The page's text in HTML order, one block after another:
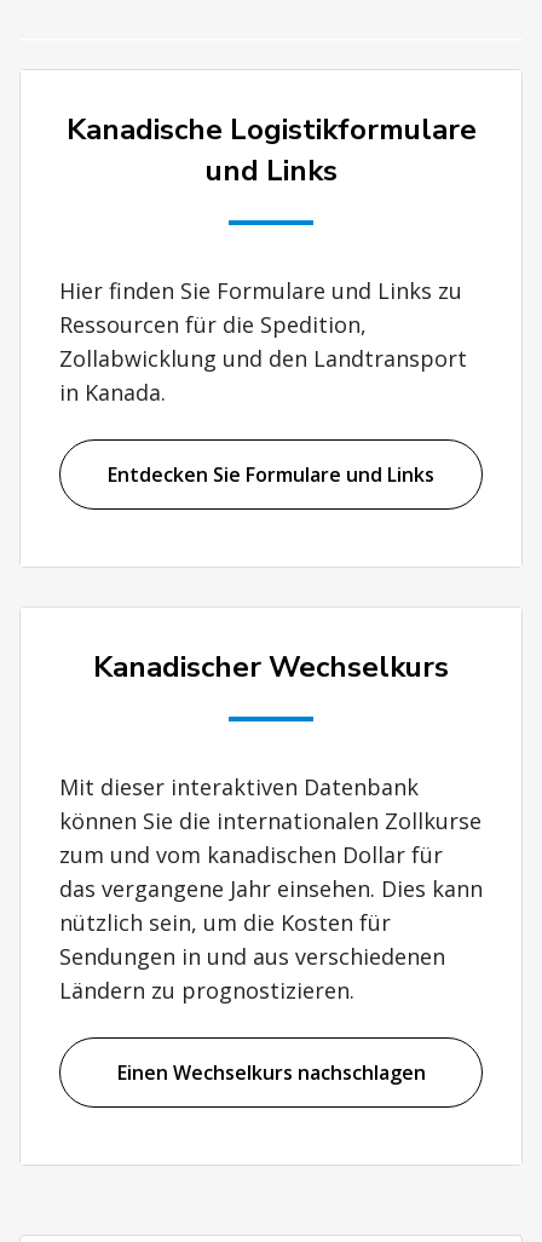
Kanadische Logistikformulare
und Links
Hier finden Sie Formulare und Links zu
Ressourcen für die Spedition,
Zollabwicklung und den Landtransport
in Kanada.
Entdecken Sie Formulare und Links
Kanadischer Wechselkurs
Mit dieser interaktiven Datenbank
können Sie die internationalen Zollkurse
zum und vom kanadischen Dollar für
das vergangene Jahr einsehen. Dies kann
nützlich sein, um die Kosten für
Sendungen in und aus verschiedenen
Ländern zu prognostizieren.
Einen Wechselkurs nachschlagen